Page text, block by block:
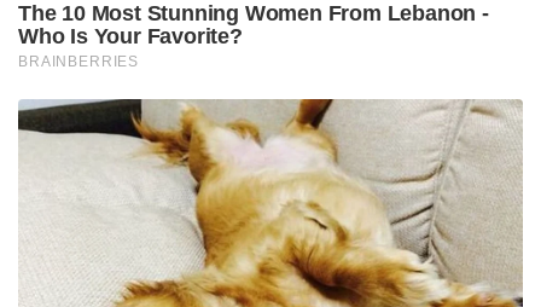
The 10 Most Stunning Women From Lebanon -
Who Is Your Favorite?
BRAINBERRIES